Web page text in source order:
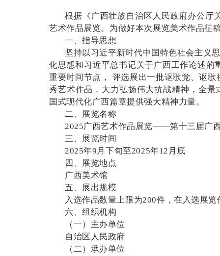
根据《广西壮族自治区人民政府办公厅
艺术作品展览。为做好本次展览美术作品征
一、指导思想
坚持以习近平新时代中国特色社会主义
化思想和习近平总书记关于广西工作论述的
重要时间节点， 评选展出一批讴歌党、讴
秀艺术作品，大力弘扬伟大抗战精神，全
国式现代化广西篇章提供强大精神力量。
二、展览名称
2025广西艺术作品展览——第十三届广
三、展览时间
2025年9月下旬至2025年12月底
四、展览地点
广西美术馆
五、展出规模
入选作品数量上限为200件，在入选展
六、组织机构
（一）主办单位
自治区人民政府
（二）承办单位